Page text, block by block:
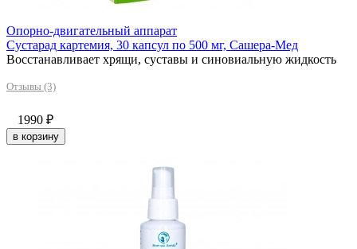
Опорно-двигательный аппарат
Сустарад картемия, 30 капсул по 500 мг, Сашера-Мед
Восстанавливает хрящи, суставы и синовиальную жидкость
Отзывы (3)
1990 ₽
в корзину